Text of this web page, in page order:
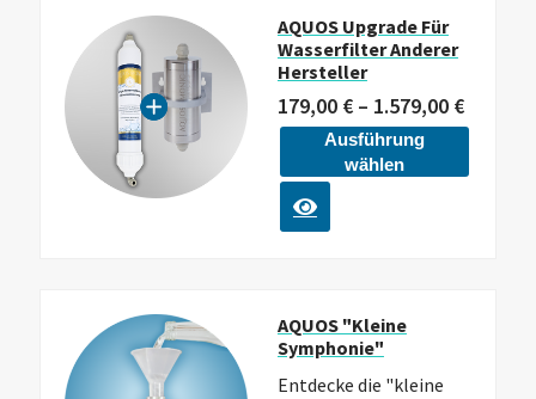
AQUOS Upgrade Für
Wasserfilter Anderer
Hersteller
179,00 €– 1.579,00 €
Ausführung
wählen
AQUOS "kleine
Symphonie"
Entdecke die "kleine